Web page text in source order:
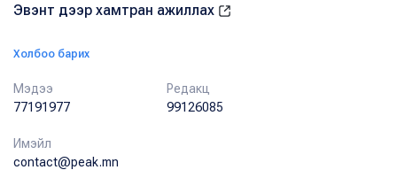
Эвэнт дээр хамтран ажиллах
Холбоо барих
Мэдээ
77191977
Редакц
99126085
Имэйл
contact@peak.mn